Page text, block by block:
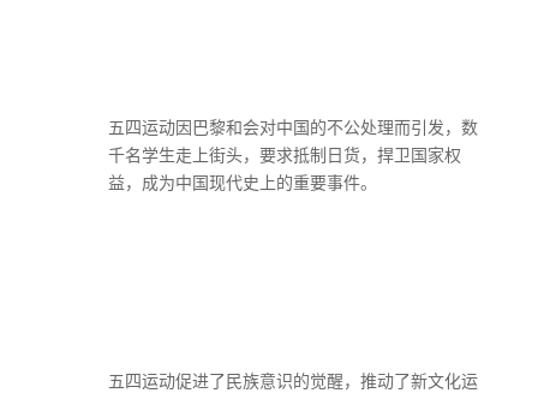
五四运动因巴黎和会对中国的不公处理而引发，数
千名学生走上街头，要求抵制日货，捍卫国家权
益，成为中国现代史上的重要事件。
五四运动促进了民族意识的觉醒，推动了新文化运